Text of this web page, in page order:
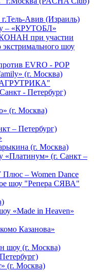
Авив (Израиль)
«КРУТОБЛ»
при участии
экстримального шоу
EVRO - POP
(г. Москва)
- Петербург)
(г. Москва)
– Петербург)
(г. Москва)
«Платинум» (г. Санкт –
– Women Dance
шоу "Репера СЯВА"
«Made in Heaven»
Казанова»
шоу (г. Москва)
(г. Москва)